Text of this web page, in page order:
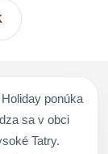
ponúka
sa v obci
Tatry.